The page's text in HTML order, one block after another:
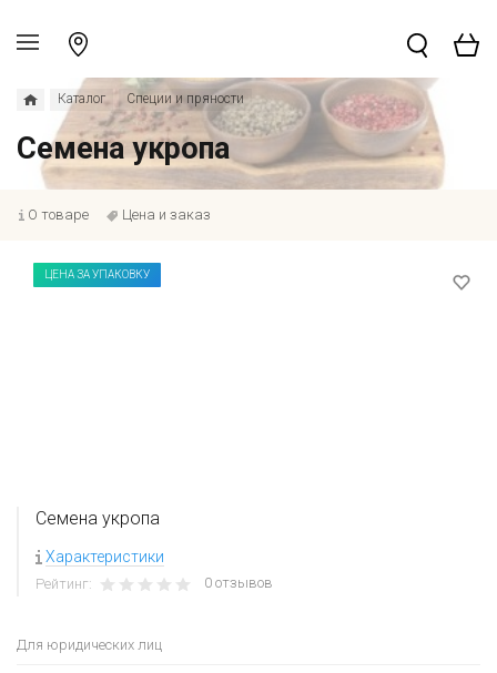
Каталог Специи и пряности
Семена укропа
О товаре Цена и заказ
ЦЕНА ЗА УПАКОВКУ
Семена укропа
Характеристики
Рейтинг: 0 отзывов
Для юридических лиц